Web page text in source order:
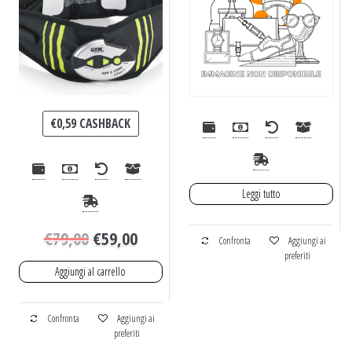
€0,59 CASHBACK
€79,00€59,00
Aggiungi al carrello
Confronta
Aggiungi ai
preferiti
Leggi tutto
Confronta
Aggiungi ai
preferiti